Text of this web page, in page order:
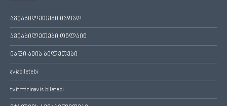
ავიაბილეთები იაფად
ავიაბილეთები ონლაინ
იაფი ავია ბილეთები
aviabiletebi
tvitmfrinavis biletebi